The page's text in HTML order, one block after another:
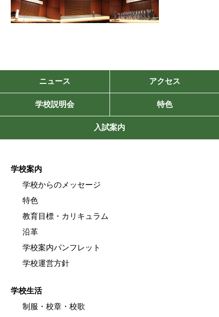
ニュース アクセス
学校説明会 特色
入試案内
学校案内
学校からのメッセージ
特色
教育目標・カリキュラム
沿革
学校案内パンフレット
学校運営方針
学校生活
制服・校章・校歌